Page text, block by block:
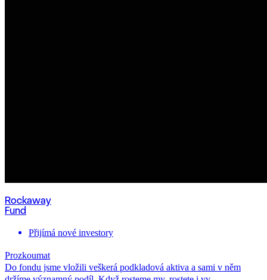
Rockaway
Fund
Přijímá nové investory
Prozkoumat
Do fondu jsme vložili veškerá podkladová aktiva a sami v něm